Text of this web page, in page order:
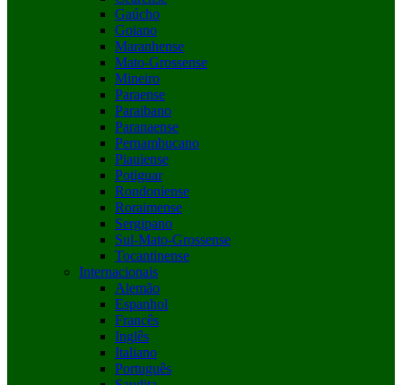
Gaúcho
Goiano
Maranhense
Mato-Grossense
Mineiro
Paraense
Paraibano
Paranaense
Pernambucano
Piauiense
Potiguar
Rondoniense
Roraimense
Sergipano
Sul-Mato-Grossense
Tocantinense
Internacionais
Alemão
Espanhol
Francês
Inglês
Italiano
Português